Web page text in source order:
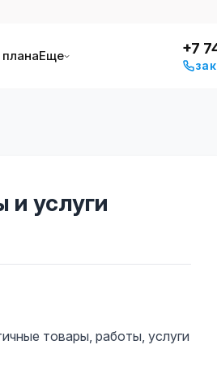
Еще +7
услуги
товары, работы, услуги